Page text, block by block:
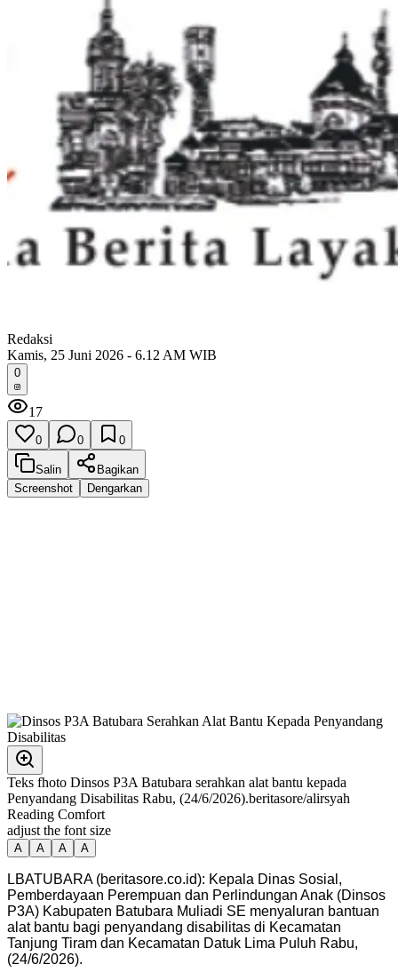
Redaksi
Kamis, 25 Juni 2026 - 6.12 AM WIB
0
17
0 0 0
Salin
Bagikan
Screenshot
Dengarkan
Teks fhoto Dinsos P3A Batubara serahkan alat bantu kepada
Penyandang Disabilitas Rabu, (24/6/2026).beritasore/alirsyah
Reading Comfort
adjust the font size
A A A A
LBATUBARA (beritasore.co.id): Kepala Dinas Sosial,
Pemberdayaan Perempuan dan Perlindungan Anak (Dinsos
P3A) Kabupaten Batubara Muliadi SE menyaluran bantuan
alat bantu bagi penyandang disabilitas di Kecamatan
Tanjung Tiram dan Kecamatan Datuk Lima Puluh Rabu,
(24/6/2026).